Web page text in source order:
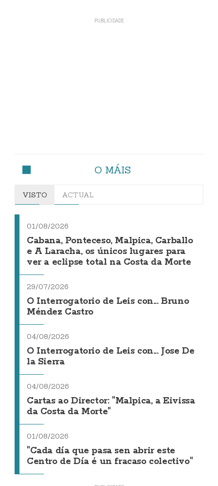
O MÁIS
VISTO ACTUAL
01/08/2026
Cabana, Ponteceso, Malpica, Carballo
e A Laracha, os únicos lugares para
ver a eclipse total na Costa da Morte
29/07/2026
O Interrogatorio de Leis con... Bruno
Méndez Castro
04/08/2026
O Interrogatorio de Leis con... Jose De
la Sierra
04/08/2026
Cartas ao Director: "Malpica, a Eivissa
da Costa da Morte"
01/08/2026
"Cada día que pasa sen abrir este
Centro de Día é un fracaso colectivo"